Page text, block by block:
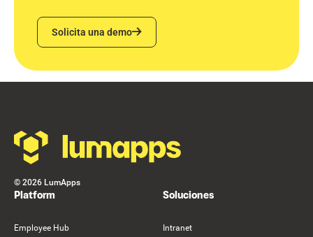
Solicita una demo
Solicita una demo
© 2026 LumApps
Platform
Employee Hub
Soluciones
Intranet